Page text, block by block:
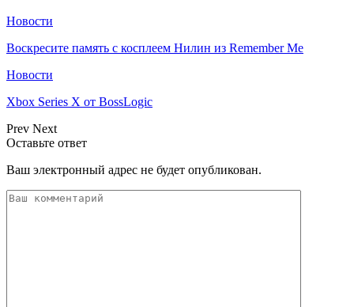
Новости
Воскресите память с косплеем Нилин из Remember Me
Новости
Xbox Series X от BossLogic
Prev Next
Оставьте ответ
Ваш электронный адрес не будет опубликован.